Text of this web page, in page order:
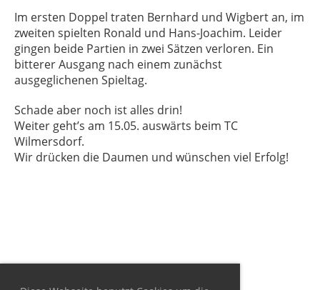
Im ersten Doppel traten Bernhard und Wigbert an, im
zweiten spielten Ronald und Hans-Joachim. Leider
gingen beide Partien in zwei Sätzen verloren. Ein
bitterer Ausgang nach einem zunächst
ausgeglichenen Spieltag.
Schade aber noch ist alles drin!
Weiter geht’s am 15.05. auswärts beim TC
Wilmersdorf.
Wir drücken die Daumen und wünschen viel Erfolg!